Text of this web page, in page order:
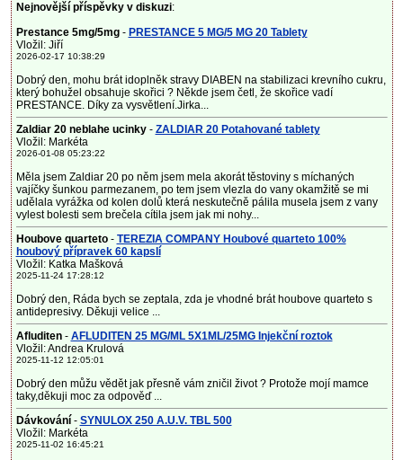
Nejnovější příspěvky v diskuzi:
Prestance 5mg/5mg- PRESTANCE 5 MG/5 MG 20 Tablety
Vložil: Jiří
2026-02-17 10:38:29
Dobrý den, mohu brát idoplněk stravy DIABEN na stabilizaci krevního cukru,
který bohužel obsahuje skořici ? Někde jsem četl, že skořice vadí
PRESTANCE. Díky za vysvětlení.Jirka...
Zaldiar 20 neblahe ucinky- ZALDIAR 20 Potahované tablety
Vložil: Markéta
2026-01-08 05:23:22
Měla jsem Zaldiar 20 po něm jsem mela akorát těstoviny s míchaných
vajíčky šunkou parmezanem, po tem jsem vlezla do vany okamžitě se mi
udělala vyrážka od kolen dolů která neskutečně pálila musela jsem z vany
vylest bolesti sem brečela cítila jsem jak mi nohy...
Houbove quarteto- TEREZIA COMPANY Houbové quarteto 100%
houbový přípravek 60 kapslí
Vložil: Katka Mašková
2025-11-24 17:28:12
Dobrý den, Ráda bych se zeptala, zda je vhodné brát houbove quarteto s
antidepresivy. Děkuji velice ...
Afluditen- AFLUDITEN 25 MG/ML 5X1ML/25MG Injekční roztok
Vložil: Andrea Krulová
2025-11-12 12:05:01
Dobrý den můžu vědět jak přesně vám zničil život ? Protože mojí mamce
taky,děkuji moc za odpověď ...
Dávkování - SYNULOX 250 A.U.V. TBL 500
Vložil: Markéta
2025-11-02 16:45:21